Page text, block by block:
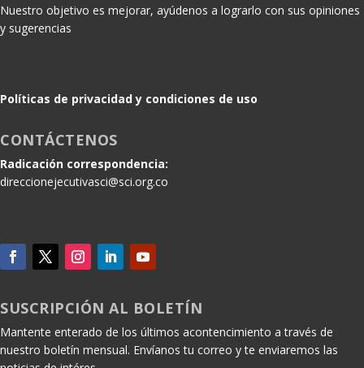
Nuestro objetivo es mejorar, ayúdenos a lograrlo con sus opiniones
y sugerencias
Políticas de privacidad y condiciones de uso
CONTÁCTENOS
Radicación correspondencia:
direccionejecutivasci@sci.org.co
SUSCRIPCIÓN AL BOLETÍN
Mantente enterado de los últimos acontencimiento a través de
nuestro boletín mensual. Envíanos tu correo y te enviaremos las